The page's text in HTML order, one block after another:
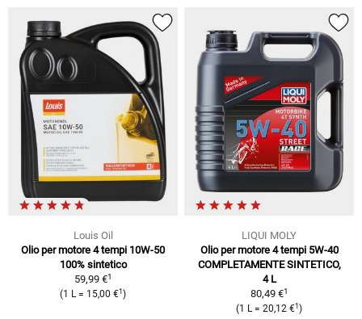
Louis Oil
Olio per motore 4 tempi 10W-50
100% sintetico
59,99 €1
(1 L = 15,00 €1 )
LIQUI MOLY
Olio per motore 4 tempi 5W-40
COMPLETAMENTE SINTETICO,
4 L
80,49 €1
(1 L = 20,12 €1 )